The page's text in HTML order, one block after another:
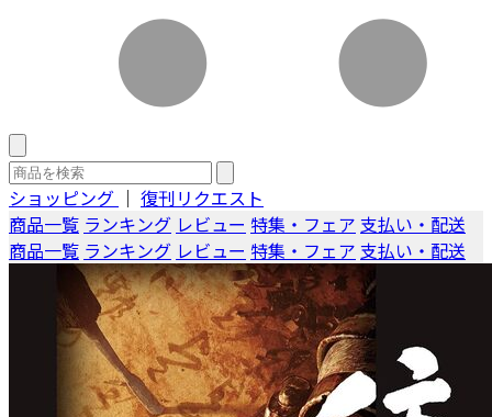
ショッピング ｜ 復刊リクエスト
商品一覧 ランキング レビュー 特集・フェア 支払い・配送
商品一覧 ランキング レビュー 特集・フェア 支払い・配送